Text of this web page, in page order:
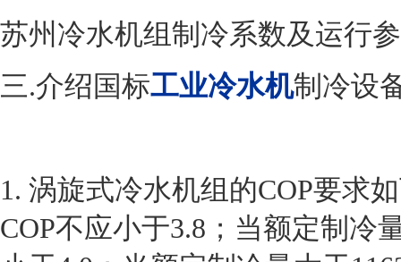
苏州冷水机组制冷系数及运行
三.介绍国标工业冷水机制冷设
1. 涡旋式冷水机组的COP要求
COP不应小于3.8；当额定制冷